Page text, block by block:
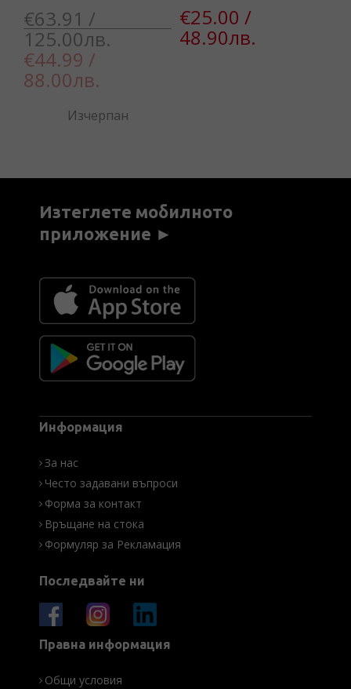
€63.91 /
125.00лв.
€44.99 /
88.00лв.
Изчерпан
€25.00 /
48.90лв.
Изтеглете мобилното
приложение ►
Информация
За нас
Често задавани въпроси
Форма за контакт
Връщане на стока
Формуляр за Рекламация
Последвайте ни
Правна информация
Общи условия